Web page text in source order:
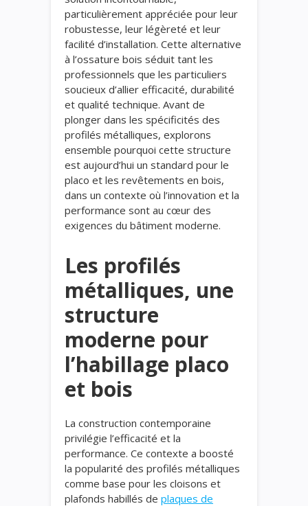
particulièrement appréciée pour leur
robustesse, leur légèreté et leur
facilité d’installation. Cette alternative
à l’ossature bois séduit tant les
professionnels que les particuliers
soucieux d’allier efficacité, durabilité
et qualité technique. Avant de
plonger dans les spécificités des
profilés métalliques, explorons
ensemble pourquoi cette structure
est aujourd’hui un standard pour le
placo et les revêtements en bois,
dans un contexte où l’innovation et la
performance sont au cœur des
exigences du bâtiment moderne.
Les profilés
métalliques, une
structure
moderne pour
l’habillage placo
et bois
La construction contemporaine
privilégie l’efficacité et la
performance. Ce contexte a boosté
la popularité des profilés métalliques
comme base pour les cloisons et
plafonds habillés de plaques de